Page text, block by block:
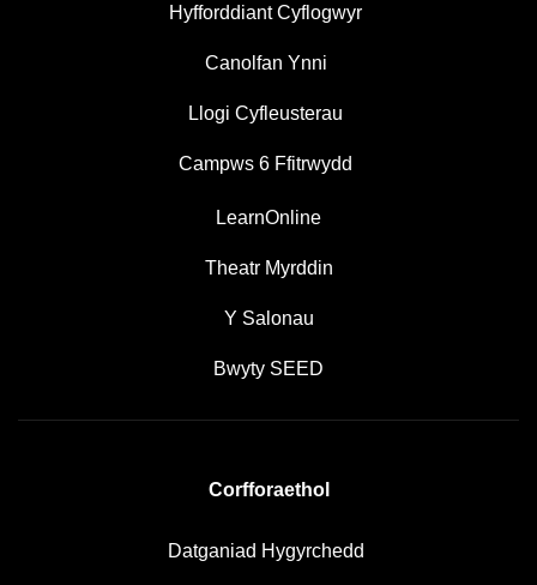
Hyfforddiant Cyflogwyr
Canolfan Ynni
Llogi Cyfleusterau
Campws 6 Ffitrwydd
LearnOnline
Theatr Myrddin
Y Salonau
Bwyty SEED
Corfforaethol
Datganiad Hygyrchedd